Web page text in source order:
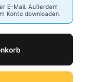
E-Mail. Außerdem
Konto downloaden.